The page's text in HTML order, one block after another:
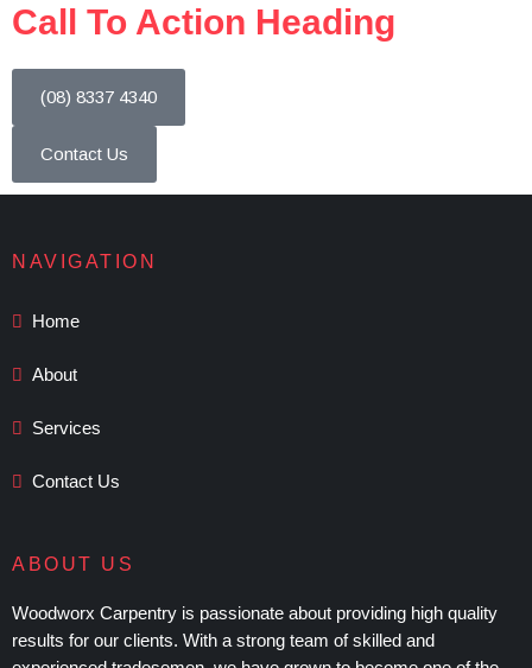
Call To Action Heading
(08) 8337 4340
Contact Us
NAVIGATION
Home
About
Services
Contact Us
ABOUT US
Woodworx Carpentry is passionate about providing high quality
results for our clients. With a strong team of skilled and